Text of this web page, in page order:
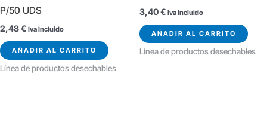
P/50 UDS
2,48€ Iva Incluido
AÑADIR AL CARRITO
Línea de productos desechables
3,40€ Iva Incluido
AÑADIR AL CARRITO
Línea de productos desechables